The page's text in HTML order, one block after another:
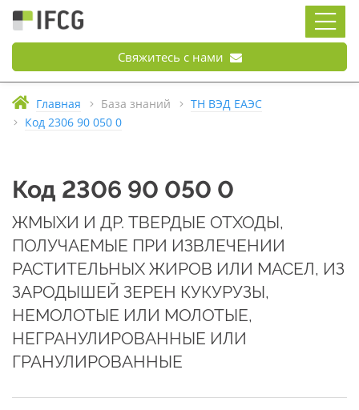
Свяжитесь с нами
Главная База знаний
ТН ВЭД ЕАЭС
Код 2306 90 050 0
Код 2306 90 050 0
ЖМЫХИ И ДР. ТВЕРДЫЕ ОТХОДЫ,
ПОЛУЧАЕМЫЕ ПРИ ИЗВЛЕЧЕНИИ
РАСТИТЕЛЬНЫХ ЖИРОВ ИЛИ МАСЕЛ, ИЗ
ЗАРОДЫШЕЙ ЗЕРЕН КУКУРУЗЫ,
НЕМОЛОТЫЕ ИЛИ МОЛОТЫЕ,
НЕГРАНУЛИРОВАННЫЕ ИЛИ
ГРАНУЛИРОВАННЫЕ